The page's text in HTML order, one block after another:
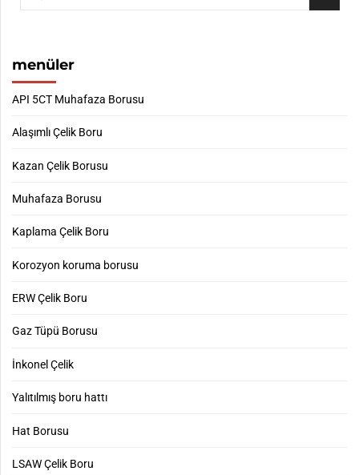
menüler
API 5CT Muhafaza Borusu
Alaşımlı Çelik Boru
Kazan Çelik Borusu
Muhafaza Borusu
Kaplama Çelik Boru
Korozyon koruma borusu
ERW Çelik Boru
Gaz Tüpü Borusu
İnkonel Çelik
Yalıtılmış boru hattı
Hat Borusu
LSAW Çelik Boru